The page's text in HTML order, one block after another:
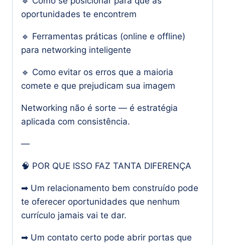
oportunidades te encontrem
🔹 Ferramentas práticas (online e offline)
para networking inteligente
🔹 Como evitar os erros que a maioria
comete e que prejudicam sua imagem
Networking não é sorte — é estratégia
aplicada com consistência.
—
🧠 POR QUE ISSO FAZ TANTA DIFERENÇA
➡ Um relacionamento bem construído pode
te oferecer oportunidades que nenhum
currículo jamais vai te dar.
➡ Um contato certo pode abrir portas que